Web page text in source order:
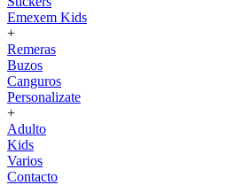
Emexem Kids
+
Remeras
Buzos
Canguros
Personalizate
+
Adulto
Kids
Varios
Contacto